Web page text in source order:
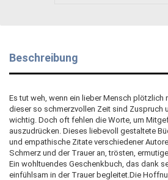
Beschreibung
Es tut weh, wenn ein lieber Mensch plötzlich
dieser so schmerzvollen Zeit sind Zuspruch
wichtig. Doch oft fehlen die Worte, um
auszudrücken. Dieses liebevoll gestaltete
und empathische Zitate verschiedener
Schmerz und der Trauer an, trösten,
Ein wohltuendes Geschenkbuch, das dank
einfühlsam in der Trauer begleitet.Die